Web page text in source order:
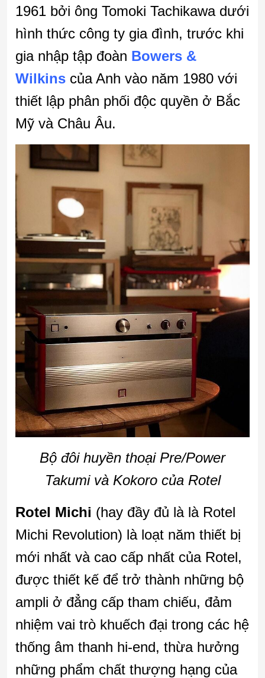
1961 bởi ông Tomoki Tachikawa dưới
hình thức công ty gia đình, trước khi
gia nhập tập đoàn Bowers &
Wilkins của Anh vào năm 1980 với
thiết lập phân phối độc quyền ở Bắc
Mỹ và Châu Âu.
Bộ đôi huyền thoại Pre/Power
Takumi và Kokoro của Rotel
Rotel Michi (hay đầy đủ là là Rotel
Michi Revolution) là loạt năm thiết bị
mới nhất và cao cấp nhất của Rotel,
được thiết kế để trở thành những bộ
ampli ở đẳng cấp tham chiếu, đảm
nhiệm vai trò khuếch đại trong các hệ
thống âm thanh hi-end, thừa hưởng
những phẩm chất thượng hạng của